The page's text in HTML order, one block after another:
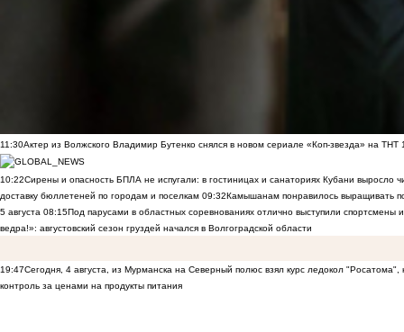
11:30Актер из Волжского Владимир Бутенко снялся в новом сериале «Коп-звезда» на ТНТ
10:22Сирены и опасность БПЛА не испугали: в гостиницах и санаториях Кубани выросло
доставку бюллетеней по городам и поселкам 09:32Камышанам понравилось выращивать
5 августа 08:15Под парусами в областных соревнованиях отлично выступили спортсмены
ведра!»: августовский сезон груздей начался в Волгоградской области
19:47Сегодня, 4 августа, из Мурманска на Северный полюс взял курс ледокол
контроль за ценами на продукты питания